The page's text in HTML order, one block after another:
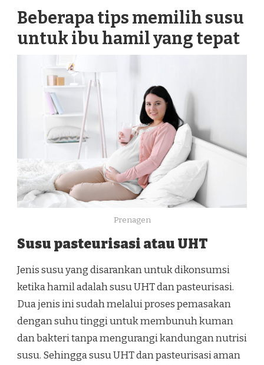
Beberapa tips memilih susu
untuk ibu hamil yang tepat
Prenagen
Susu pasteurisasi atau UHT
Jenis susu yang disarankan untuk dikonsumsi
ketika hamil adalah susu UHT dan pasteurisasi.
Dua jenis ini sudah melalui proses pemasakan
dengan suhu tinggi untuk membunuh kuman
dan bakteri tanpa mengurangi kandungan nutrisi
susu. Sehingga susu UHT dan pasteurisasi aman